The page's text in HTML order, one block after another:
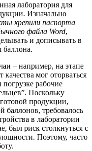
лаборатория для
Изначально
крепили паспорта
файла Word,
и дописывать в
баллона.
– например, на этапе
мог оторваться
рабочие
Поскольку
продукции,
баллонов, требовалось
в лаборатории
был риск столкнуться с
Поэтому, часто